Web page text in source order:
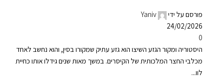
פורסם על ידי
Yaniv
24/02/2026
0
היסטוריה ומקור הגזע השיצו הוא גזע עתיק שמקורו בסין, והוא נחשב לאחד
מכלבי החצר המלכותית של הקיסרים. במשך מאות שנים גידלו אותו כחיית
לוו...